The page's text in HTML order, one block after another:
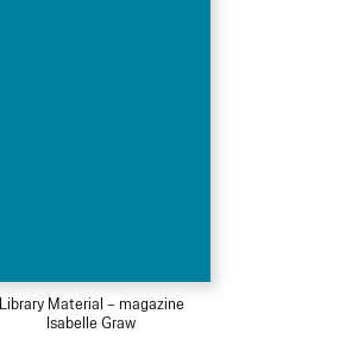
Library Material – magazine
Isabelle Graw